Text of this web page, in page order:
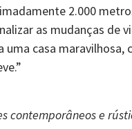
2.000
as mudanças de
uma casa
contemporâneos e